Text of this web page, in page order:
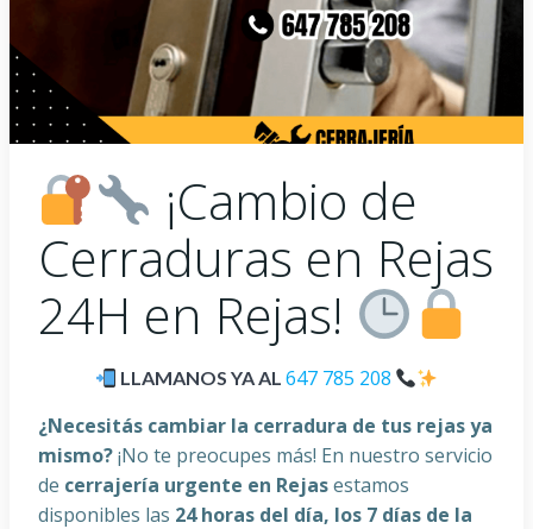
¡Cambio de
Cerraduras en Rejas
24H en Rejas!
LLAMANOS YA AL 647 785 208
¿Necesitás cambiar la cerradura de tus rejas ya
mismo?¡No te preocupes más! En nuestro servicio
de cerrajería urgente en Rejasestamos
disponibles las 24 horas del día, los 7 días de la